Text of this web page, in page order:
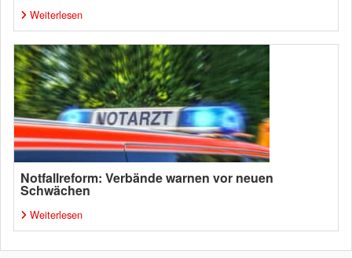
Weiterlesen
Notfallreform: Verbände warnen vor neuen
Schwächen
Weiterlesen